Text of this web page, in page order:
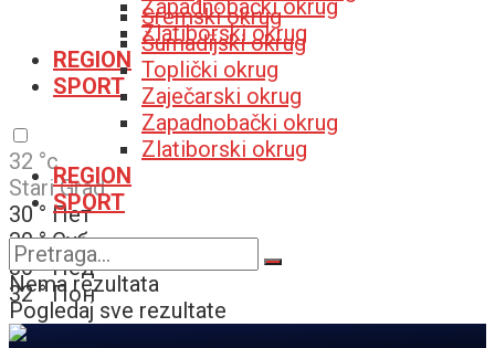
Zapadnobački okrug
Zlatiborski okrug
REGION
SPORT
32 °c
Stari Grad
30 ° Пет
30 ° Суб
30 ° Нед
32 ° Пон
Sremski okrug
Šumadijski okrug
Toplički okrug
Zaječarski okrug
Zapadnobački okrug
Zlatiborski okrug
REGION
SPORT
Nema rezultata
Pogledaj sve rezultate